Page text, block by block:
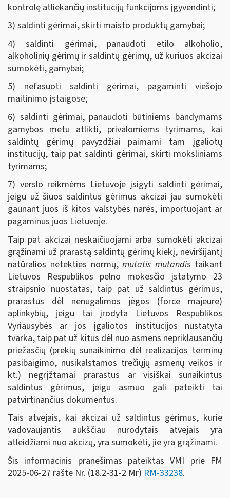
kontrolę atliekančių institucijų funkcijoms įgyvendinti;
3) saldinti gėrimai, skirti maisto produktų gamybai;
4) saldinti gėrimai, panaudoti etilo alkoholio,
alkoholinių gėrimų ir saldintų gėrimų, už kuriuos akcizai
sumokėti, gamybai;
5) nefasuoti saldinti gėrimai, pagaminti viešojo
maitinimo įstaigose;
6) saldinti gėrimai, panaudoti būtiniems bandymams
gamybos metu atlikti, privalomiems tyrimams, kai
saldintų gėrimų pavyzdžiai paimami tam įgaliotų
institucijų, taip pat saldinti gėrimai, skirti moksliniams
tyrimams;
7) verslo reikmėms Lietuvoje įsigyti saldinti gėrimai,
jeigu už šiuos saldintus gėrimus akcizai jau sumokėti
gaunant juos iš kitos valstybės narės, importuojant ar
pagaminus juos Lietuvoje.
Taip pat akcizai neskaičiuojami arba sumokėti akcizai
grąžinami už prarastą saldintų gėrimų kiekį, neviršijantį
natūralios netekties normų,mutatis mutandis taikant
Lietuvos Respublikos pelno mokesčio įstatymo 23
straipsnio nuostatas, taip pat už saldintus gėrimus,
prarastus dėl nenugalimos jėgos (force majeure)
aplinkybių, jeigu tai įrodyta Lietuvos Respublikos
Vyriausybės ar jos įgaliotos institucijos nustatyta
tvarka, taip pat už kitus dėl nuo asmens nepriklausančių
priežasčių (prekių sunaikinimo dėl realizacijos terminų
pasibaigimo, nusikalstamos trečiųjų asmenų veikos ir
kt.) negrįžtamai prarastus ar visiškai sunaikintus
saldintus gėrimus, jeigu asmuo gali pateikti tai
patvirtinančius dokumentus.
Tais atvejais, kai akcizai už saldintus gėrimus, kurie
vadovaujantis aukščiau nurodytais atvejais yra
atleidžiami nuo akcizų, yra sumokėti, jie yra grąžinami.
Šis informacinis pranešimas pateiktas VMI prie FM
2025-06-27 rašte Nr. (18.2-31-2 Mr) RM-33238.